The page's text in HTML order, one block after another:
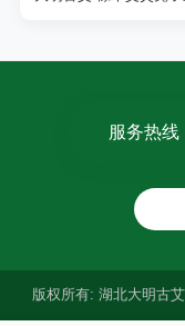
服务热线
版权所有: 湖北大明古